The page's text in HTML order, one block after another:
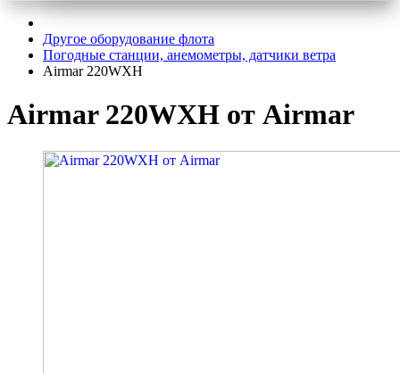
Другое оборудование флота
Погодные станции, анемометры, датчики ветра
Airmar 220WXH
Airmar 220WXH от Airmar